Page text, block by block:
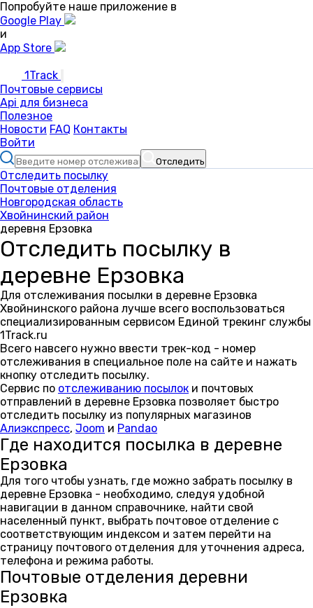
Попробуйте наше приложение в
Google Play
и
App Store
1Track
Почтовые сервисы
Api для бизнеса
Полезное
Новости FAQ Контакты
Войти
Отследить
Отследить посылку
Почтовые отделения
Новгородская область
Хвойнинский район
деревня Ерзовка
Отследить посылку в
деревне Ерзовка
Для отслеживания посылки в деревне Ерзовка
Хвойнинского района лучше всего воспользоваться
специализированным сервисом Единой трекинг службы
1Track.ru
Всего навсего нужно ввести трек-код - номер
отслеживания в специальное поле на сайте и нажать
кнопку отследить посылку.
Сервис по отслеживанию посылок и почтовых
отправлений в деревне Ерзовка позволяет быстро
отследить посылку из популярных магазинов
Алиэкспресс, Joom и Pandao
Где находится посылка в деревне
Ерзовка
Для того чтобы узнать, где можно забрать посылку в
деревне Ерзовка - необходимо, следуя удобной
навигации в данном справочнике, найти свой
населенный пункт, выбрать почтовое отделение с
соответствующим индексом и затем перейти на
страницу почтового отделения для уточнения адреса,
телефона и режима работы.
Почтовые отделения деревни
Ерзовка